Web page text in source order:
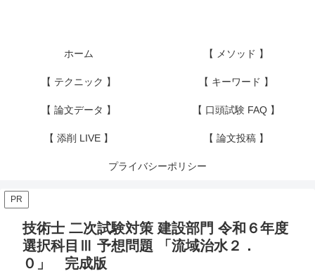
ホーム 【 メソッド 】
【 テクニック 】 【 キーワード 】
【 論文データ 】 【 口頭試験 FAQ 】
【 添削 LIVE 】 【 論文投稿 】
プライバシーポリシー
PR
技術士 二次試験対策 建設部門 令和６年度
選択科目Ⅲ 予想問題 「流域治水２．
０」 完成版